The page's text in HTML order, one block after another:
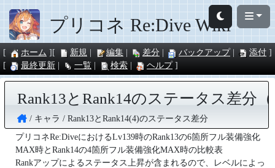
プリコネ Re:Dive Wiki
ホーム 新規 編集 差分 バックアップ
添付
最終更新
一覧 検索 ヘルプ
Rank13とRank14のステータス差分
キャラ
Rank13とRank14(4)のステータス差分
プリコネRe:DiveにおけるLv139時のRank13の6箇所フル装備強化
MAX時とRank14の4箇所フル装備強化MAX時の比較表
Rankアップによるステータス上昇が含まれるので、レベルによっ